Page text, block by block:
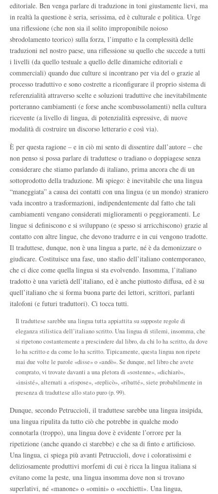
editoriale. Ben venga parlare di traduzione in toni giustamente lievi, ma
in realtà la questione è seria, serissima, ed è culturale e politica. Urge
una riflessione (che non sia il solito improponibile noioso
sbrodolamento teorico) sulla forza, l’impatto e la complessità delle
traduzioni nel nostro paese, una riflessione su quello che succede a tutti
i livelli (da quello testuale a quello delle dinamiche editoriali e
commerciali) quando due culture si incontrano per via del o grazie al
processo traduttivo e sono costrette a riconfigurare il proprio sistema di
referenzialità attraverso scelte e soluzioni traduttive che inevitabilmente
porteranno cambiamenti (e forse anche scombussolamenti) nella cultura
ricevente (a livello di lingua, di potenzialità espressive, di nuove
modalità di costruire un discorso letterario e così via).
È per questa ragione – e in ciò mi sento di dissentire dall’autore – che
non penso si possa parlare di traduttese o tradiano o doppiagese senza
considerare che stiamo parlando di italiano, prima ancora che di un
sottoprodotto della traduzione. Mi spiego: è inevitabile che una lingua
“maneggiata” a causa dei contatti con una lingua (e un mondo) straniero
vada incontro a trasformazioni, indipendentemente dal fatto che tali
cambiamenti vengano considerati miglioramenti o peggioramenti. Le
lingue si definiscono e si sviluppano (e spesso si arricchiscono) grazie al
contatto con altre lingue, che devono tradurre e in cui vengono tradotte.
Il traduttese, dunque, non è una lingua a parte, né è da demonizzare o
giudicare. Costituisce una fase, uno stadio dell’italiano contemporaneo,
che ci dice come quella lingua si sta evolvendo. Insomma, l’italiano
tradotto è una varietà dell’italiano, ed è anche piuttosto diffusa, ed è su
quell’italiano che si forma buona parte dei lettori, scrittori, parlanti
italofoni (e futuri traduttori). Ci tocca tutti.
Il traduttese sarebbe una lingua tutta appiattita su supposte regole di
eleganza stilistica dell’italiano scritto. Una lingua di stilemi, insomma, che
si ripetono costantemente a prescindere dal libro, da chi lo ha scritto, da dove
lo ha scritto e da come lo ha scritto. Tipicamente, questa lingua non ripete
mai due volte le parole «disse» o «andò». Se dunque, nel libro che avete
comprato, vi trovate davanti a una pletora di «sostenne», «dichiarò»,
«insisté», alternati a «rispose», «replicò», «ribatté», siete probabilmente in
presenza di traduttese allo stato puro (p. 99).
Dunque, secondo Petruccioli, il traduttese sarebbe una lingua insipida,
una lingua ripulita da tutto ciò che potrebbe in qualche modo
connotarla (troppo), una lingua dove è evidente l’orrore per la
ripetizione (anche quando ci starebbe) e che sa di finto e artificioso.
Una lingua, ci spiega più avanti Petruccioli, dove i coloratissimi e
deliziosamente produttivi morfemi di cui è ricca la lingua italiana si
evitano come la peste, una lingua insomma dove non si trovano
superlativi, né «manone» o «omini» o «occhietti». Una lingua,